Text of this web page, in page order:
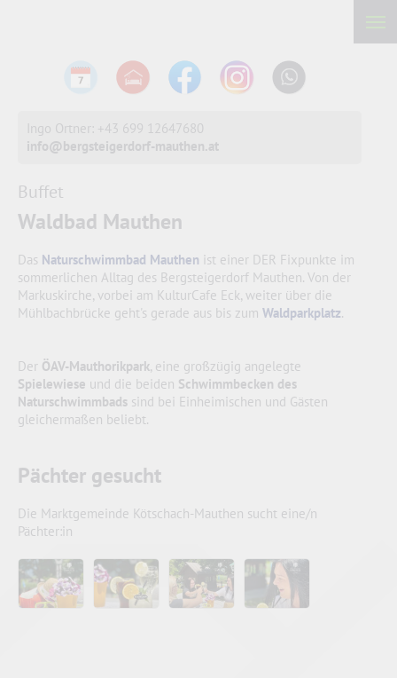
Ingo Ortner: +43 699 12647680
info@bergsteigerdorf-mauthen.at
Buffet
Waldbad Mauthen
Das Naturschwimmbad Mauthen ist einer DER Fixpunkte im
sommerlichen Alltag des Bergsteigerdorf Mauthen. Von der
Markuskirche, vorbei am KulturCafe Eck, weiter über die
Mühlbachbrücke geht's gerade aus bis zum Waldparkplatz.
Der ÖAV-Mauthorikpark, eine großzügig angelegte
Spielewiese und die beiden Schwimmbecken des
Naturschwimmbads sind bei Einheimischen und Gästen
gleichermaßen beliebt.
Pächter gesucht
Die Marktgemeinde Kötschach-Mauthen sucht eine/n
Pächter:in